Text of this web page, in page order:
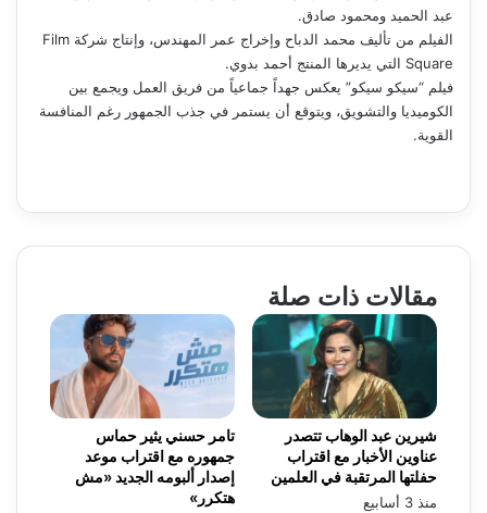
عبد الحميد ومحمود صادق.
الفيلم من تأليف محمد الدباح وإخراج عمر المهندس، وإنتاج شركة Film
Square التي يديرها المنتج أحمد بدوي.
فيلم “سيكو سيكو” يعكس جهداً جماعياً من فريق العمل ويجمع بين
الكوميديا والتشويق، ويتوقع أن يستمر في جذب الجمهور رغم المنافسة
القوية.
مقالات ذات صلة
تامر حسني يثير حماس
جمهوره مع اقتراب موعد
إصدار ألبومه الجديد «مش
هتكرر»
شيرين عبد الوهاب تتصدر
عناوين الأخبار مع اقتراب
حفلتها المرتقبة في العلمين
منذ 3 أسابيع